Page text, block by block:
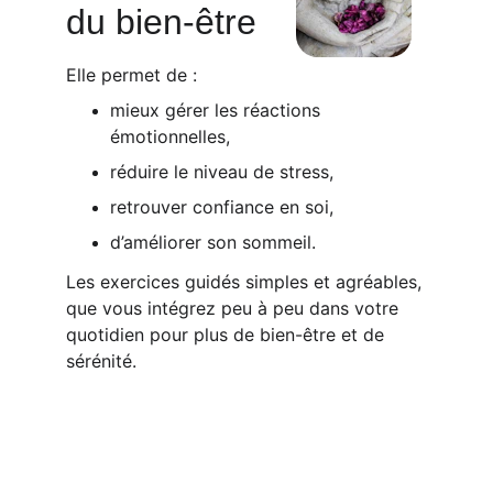
Elle permet de :
mieux gérer les réactions
émotionnelles,
réduire le niveau de stress,
retrouver confiance en soi,
d’améliorer son sommeil.
Les exercices guidés simples et agréables,
que vous intégrez peu à peu dans votre
quotidien pour plus de bien-être et de
sérénité.
du bien-être